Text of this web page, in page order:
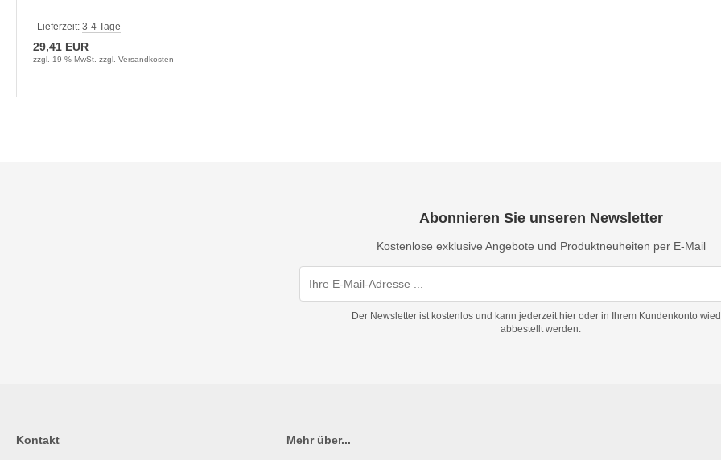
Lieferzeit: 3-4 Tage
29,41 EUR
zzgl. 19 % MwSt. zzgl. Versandkosten
Abonnieren Sie unseren Newsletter
Kostenlose exklusive Angebote und Produktneuheiten per E-Mail
Der Newsletter ist kostenlos und kann jederzeit hier oder in Ihrem Kundenkonto
abbestellt werden.
Kontakt Mehr über...